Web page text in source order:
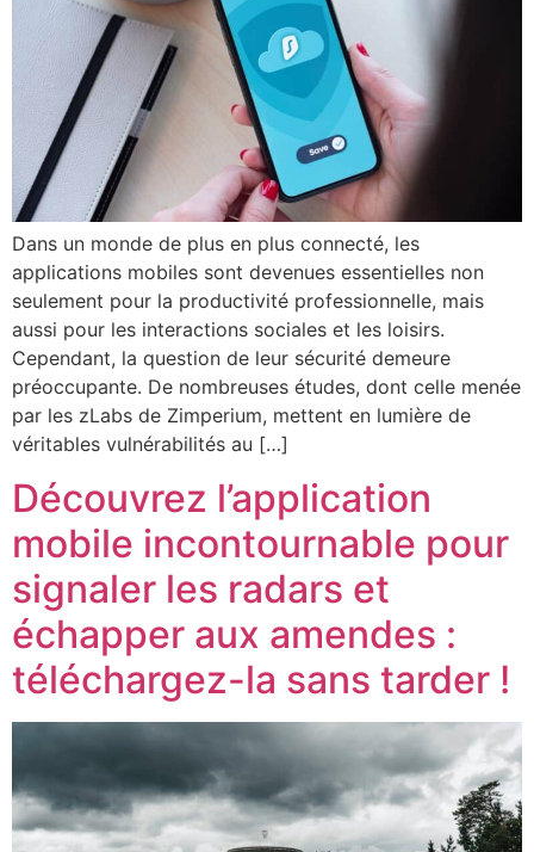
Dans un monde de plus en plus connecté, les
applications mobiles sont devenues essentielles non
seulement pour la productivité professionnelle, mais
aussi pour les interactions sociales et les loisirs.
Cependant, la question de leur sécurité demeure
préoccupante. De nombreuses études, dont celle menée
par les zLabs de Zimperium, mettent en lumière de
véritables vulnérabilités au […]
Découvrez l’application
mobile incontournable pour
signaler les radars et
échapper aux amendes :
téléchargez-la sans tarder !